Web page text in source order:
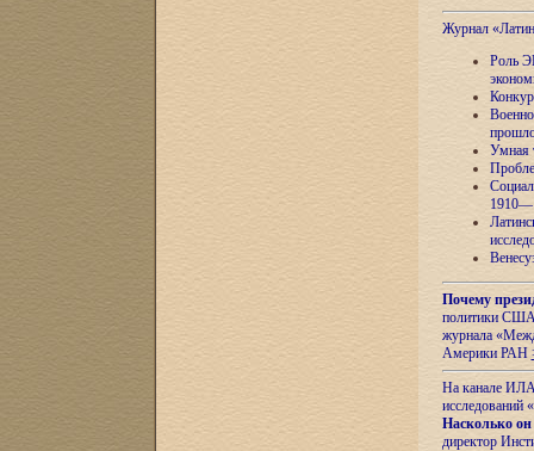
Журнал
Роль
Умная
Почему
политики США
журнала
Америки РАН
На канале ИЛА
исследований «
Насколько он
директор